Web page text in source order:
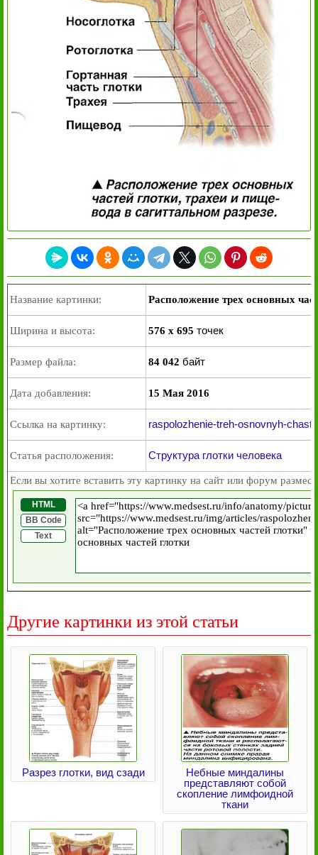
Название картинки: Расположение трех основных
Ширина и высота: 576 x 695 точек
Размер файла: 84 042 байт
Дата добавления: 15 Мая 2016
Ссылка на картинку: raspolozhenie-treh-osnovnyh-
Статья расположения: Структура глотки человека
Если вы хотите вставить эту картинку на сайт или форум
HTML
BB Code
Text
Другие картинки из этой статьи
Разрез глотки, вид сзади
Небные миндалины
представляют собой
скопление лимфоидной
ткани